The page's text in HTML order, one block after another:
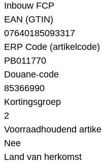
Inbouw FCP
EAN (GTIN)
07640185093317
ERP Code (artikelcode)
PB011770
Douane-code
85366990
Kortingsgroep
2
Voorraadhoudend artikel
Nee
Land van herkomst